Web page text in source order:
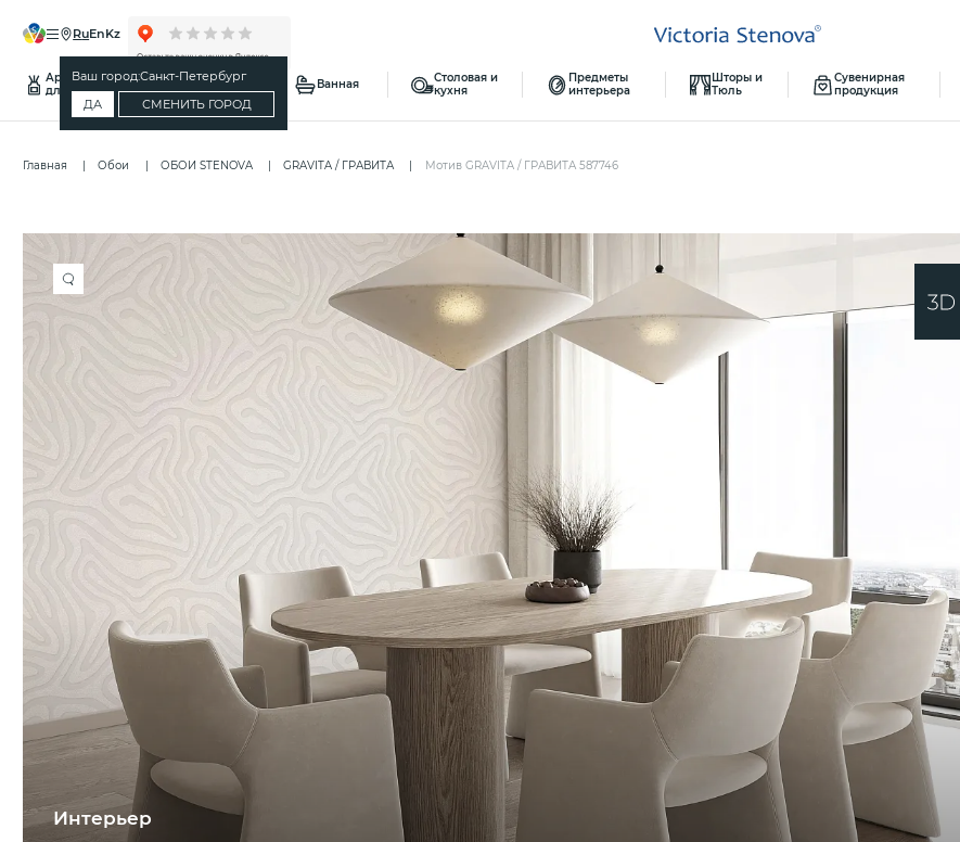
Ваш город:Санкт-Петербург
ДА
СМЕНИТЬ ГОРОД
ru en kz
Ароматы
для дома
Спальня Ванная
Столовая и
кухня
Предметы
интерьера
Шторы и
Тюль
Сувенирная
продукция
Главная Обои ОБОИ STENOVA GRAVITA / ГРАВИТА Мотив GRAVITA / ГРАВИТА 587746
Интерьер